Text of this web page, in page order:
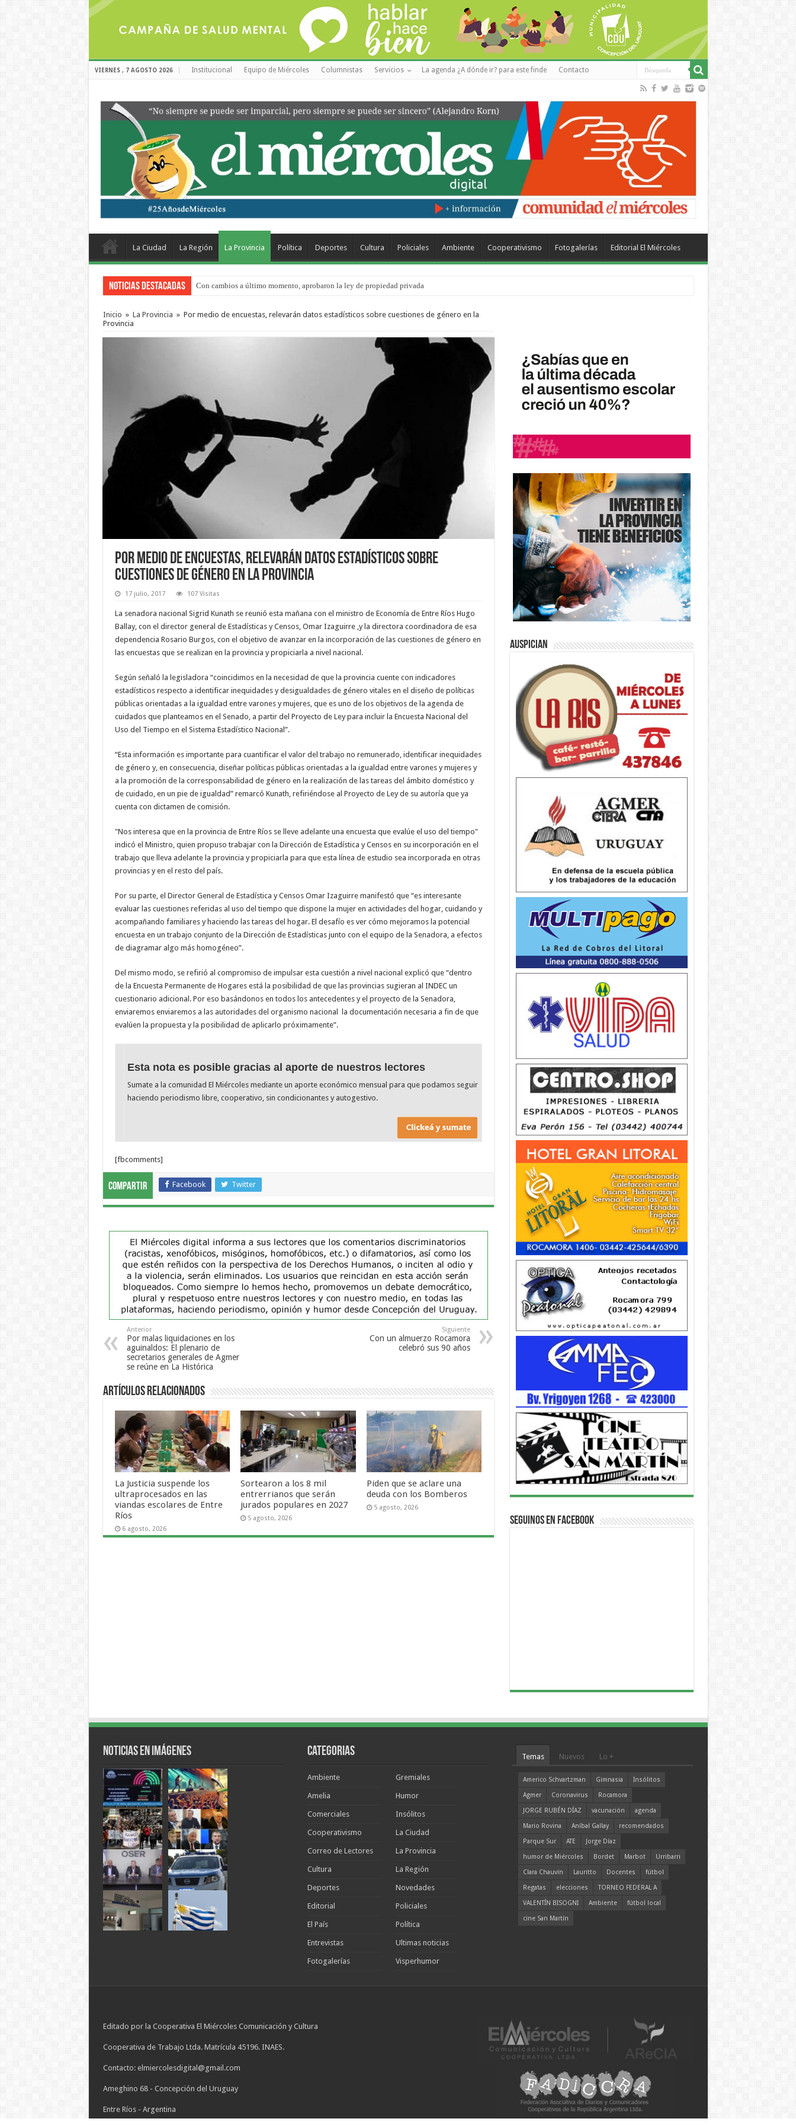
VIERNES , 7 AGOSTO 2026 Institucional Equipo de Miércoles Columnistas Servicios La agenda ¿A dónde ir? para este finde Contacto
La Ciudad La Región La Provincia Política Deportes Cultura Policiales Ambiente Cooperativismo Fotogalerías Editorial El Miércoles
Noticias Destacadas Con cambios a último momento, aprobaron la ley de propiedad privada
Inicio » La Provincia » Por medio de encuestas, relevarán datos estadísticos sobre cuestiones de género en la
Provincia
Por medio de encuestas, relevarán datos estadísticos sobre
cuestiones de género en la Provincia
17 julio, 2017 107 Visitas
La senadora nacional Sigrid Kunath se reunió esta mañana con el ministro de Economía de Entre Ríos Hugo
Ballay, con el director general de Estadísticas y Censos, Omar Izaguirre ,y la directora coordinadora de esa
dependencia Rosario Burgos, con el objetivo de avanzar en la incorporación de las cuestiones de género en
las encuestas que se realizan en la provincia y propiciarla a nivel nacional.
Según señaló la legisladora “coincidimos en la necesidad de que la provincia cuente con indicadores
estadísticos respecto a identificar inequidades y desigualdades de género vitales en el diseño de políticas
públicas orientadas a la igualdad entre varones y mujeres, que es uno de los objetivos de la agenda de
cuidados que planteamos en el Senado, a partir del Proyecto de Ley para incluir la Encuesta Nacional del
Uso del Tiempo en el Sistema Estadístico Nacional”.
“Esta información es importante para cuantificar el valor del trabajo no remunerado, identificar inequidades
de género y, en consecuencia, diseñar políticas públicas orientadas a la igualdad entre varones y mujeres y
a la promoción de la corresponsabilidad de género en la realización de las tareas del ámbito doméstico y
de cuidado, en un pie de igualdad” remarcó Kunath, refiriéndose al Proyecto de Ley de su autoría que ya
cuenta con dictamen de comisión.
"Nos interesa que en la provincia de Entre Ríos se lleve adelante una encuesta que evalúe el uso del tiempo"
indicó el Ministro, quien propuso trabajar con la Dirección de Estadística y Censos en su incorporación en el
trabajo que lleva adelante la provincia y propiciarla para que esta línea de estudio sea incorporada en otras
provincias y en el resto del país.
Por su parte, el Director General de Estadística y Censos Omar Izaguirre manifestó que “es interesante
evaluar las cuestiones referidas al uso del tiempo que dispone la mujer en actividades del hogar, cuidando y
acompañando familiares y haciendo las tareas del hogar. El desafío es ver cómo mejoramos la potencial
encuesta en un trabajo conjunto de la Dirección de Estadísticas junto con el equipo de la Senadora, a efectos
de diagramar algo más homogéneo”.
Del mismo modo, se refirió al compromiso de impulsar esta cuestión a nivel nacional explicó que “dentro
de la Encuesta Permanente de Hogares está la posibilidad de que las provincias sugieran al INDEC un
cuestionario adicional. Por eso basándonos en todos los antecedentes y el proyecto de la Senadora,
enviaremos enviaremos a las autoridades del organismo nacional la documentación necesaria a fin de que
evalúen la propuesta y la posibilidad de aplicarlo próximamente”.
Esta nota es posible gracias al aporte de nuestros lectores
Sumate a la comunidad El Miércoles mediante un aporte económico mensual para que podamos seguir
haciendo periodismo libre, cooperativo, sin condicionantes y autogestivo.
[fbcomments]
Compartir Facebook Twitter
Anterior
Por malas liquidaciones en los
aguinaldos: El plenario de
secretarios generales de Agmer
se reúne en La Histórica
Siguiente
Con un almuerzo Rocamora
celebró sus 90 años
Artículos Relacionados
La Justicia suspende los
ultraprocesados en las
viandas escolares de Entre
Ríos
6 agosto, 2026
Sortearon a los 8 mil
entrerrianos que serán
jurados populares en 2027
5 agosto, 2026
Piden que se aclare una
deuda con los Bomberos
5 agosto, 2026
Auspician
Seguinos en Facebook
Noticias en Imágenes Categorias
Ambiente
Amelia
Comerciales
Cooperativismo
Correo de Lectores
Cultura
Deportes
Editorial
El País
Entrevistas
Fotogalerías
Gremiales
Humor
Insólitos
La Ciudad
La Provincia
La Región
Novedades
Policiales
Política
Ultimas noticias
Visperhumor
Temas Nuevos Lo +
Americo Schvartzman Gimnasia
Insólitos
Agmer
Coronavirus
Rocamora
JORGE RUBÉN DÍAZ
vacunación
agenda
Mario Rovina
Aníbal Gallay
recomendados
Parque Sur
ATE
Jorge Díaz
humor de Miércoles
Bordet Marbot
Urribarri
Clara Chauvín
Lauritto Docentes
fútbol
Regatas
elecciones
TORNEO FEDERAL A
VALENTÍN BISOGNI
Ambiente
fútbol local
cine San Martín
Editado por la Cooperativa El Miércoles Comunicación y Cultura
Cooperativa de Trabajo Ltda. Matrícula 45196. INAES.
Contacto: elmiercolesdigital@gmail.com
Ameghino 68 - Concepción del Uruguay
Entre Ríos - Argentina